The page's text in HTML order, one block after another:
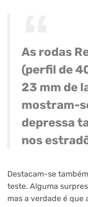
As rodas
(perfil de
23 mm de
mostram-
depressa
nos
Destacam-se
teste. Alguma
mas a verdade é que